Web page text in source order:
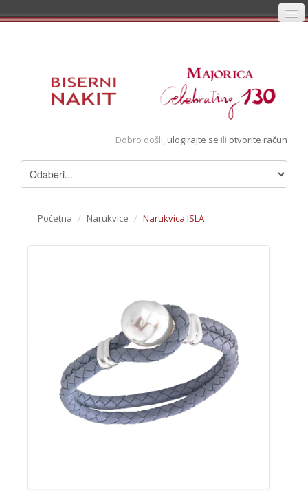
Registracija
Pregledani artikli
Dobro došli, ulogirajte se ili otvorite račun
Početna / Narukvice / Narukvica ISLA